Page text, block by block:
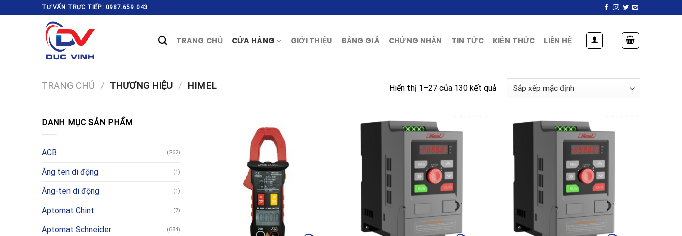
to
TƯ VẤN TRỰC TIẾP: 0987.659.043
TRANG CHỦ CỬA HÀNG GIỚI THIỆU BẢNG GIÁ CHỨNG NHẬN TIN TỨC KIẾN THỨC LIÊN HỆ
TRANG CHỦ / THƯƠNG HIỆU / HIMEL Hiển thị 1–27 của 130 kết quả
DANH MỤC SẢN PHẨM
ACB (262)
Ăng ten di động (1)
Ăng-ten di động (1)
Aptomat Chint (7)
Aptomat Schneider (684)